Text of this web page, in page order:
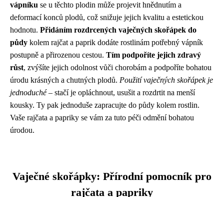
vápníku se u těchto plodin může projevit hnědnutím a
deformací konců plodů, což snižuje jejich kvalitu a estetickou
hodnotu. Přidáním rozdrcených vaječných skořápek do
půdy kolem rajčat a paprik dodáte rostlinám potřebný vápník
postupně a přirozenou cestou. Tím podpoříte jejich zdravý
růst, zvýšíte jejich odolnost vůči chorobám a podpoříte bohatou
úrodu krásných a chutných plodů. Použití vaječných skořápek je
jednoduché– stačí je opláchnout, usušit a rozdrtit na menší
kousky. Ty pak jednoduše zapracujte do půdy kolem rostlin.
Vaše rajčata a papriky se vám za tuto péči odmění bohatou
úrodou.
Vaječné skořápky: Přírodní pomocník pro
rajčata a papriky